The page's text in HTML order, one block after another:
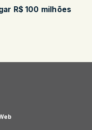
R$ 100 milhões